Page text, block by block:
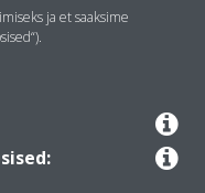
ja et saaksime